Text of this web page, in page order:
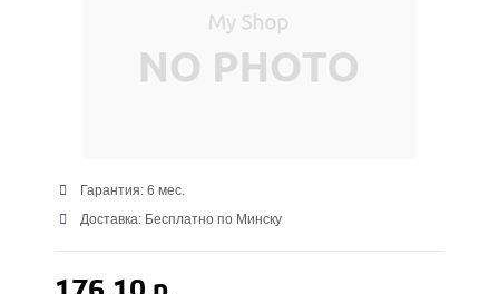
Гарантия: 6 мес.
Доставка: Бесплатно по Минску